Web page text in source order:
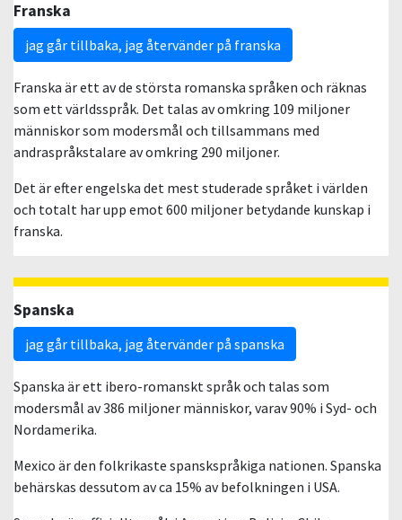
Franska
jag går tillbaka, jag återvänder på franska
Franska är ett av de största romanska språken och räknas
som ett världsspråk. Det talas av omkring 109 miljoner
människor som modersmål och tillsammans med
andraspråkstalare av omkring 290 miljoner.
Det är efter engelska det mest studerade språket i världen
och totalt har upp emot 600 miljoner betydande kunskap i
franska.
Spanska
jag går tillbaka, jag återvänder på spanska
Spanska är ett ibero-romanskt språk och talas som
modersmål av 386 miljoner människor, varav 90% i Syd- och
Nordamerika.
Mexico är den folkrikaste spanskspråkiga nationen. Spanska
behärskas dessutom av ca 15% av befolkningen i USA.